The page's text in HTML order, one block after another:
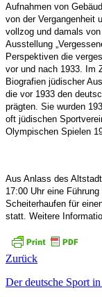
Aufnahmen von
von der Vergangenheit
vollzog und damals
Ausstellung
Perspektiven die
vor und nach 1933. Im
Biografien jüdischer
die vor 1933 den
prägten. Sie wurden
oft jüdischen
Olympischen Spielen
Aus Anlass des
17:00 Uhr eine
Scheiterhaufen für
statt. Weitere
Zurück
Der deutsche Sport